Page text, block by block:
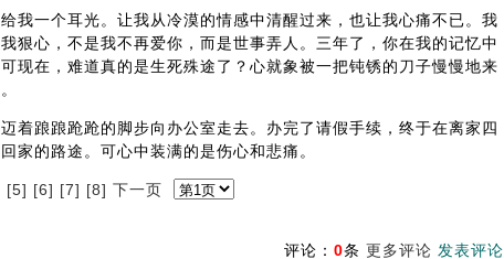
我一个耳光。让我从冷漠的情感中清醒过来，也让我心痛不已。我
狠心，不是我不再爱你，而是世事弄人。三年了，你在我的记忆中
现在，难道真的是生死殊途了？心就象被一把钝锈的刀子慢慢地来
着踉踉跄跄的脚步向办公室走去。办完了请假手续，终于在离家四
家的路途。可心中装满的是伤心和悲痛。
[5] [6] [7] [8] 下一页
评论： 0条 更多评论 发表评论